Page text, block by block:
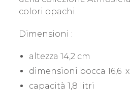
colori opachi.
Dimensioni :
altezza 14,2 cm
dimensioni bocca 16,6 x
capacità 1,8 litri